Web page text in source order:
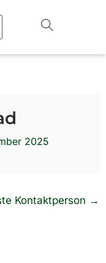
2025
Kontaktperson →